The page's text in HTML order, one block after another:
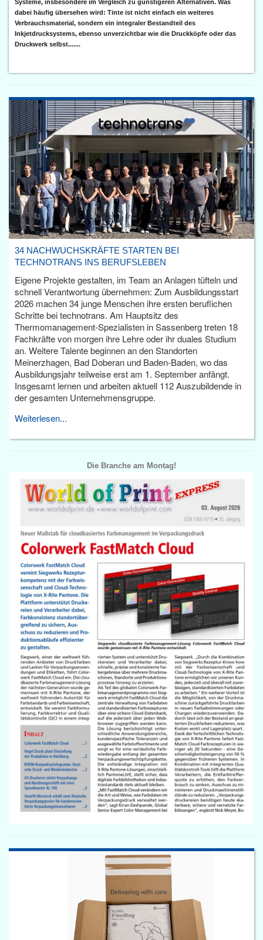
Systeme, insbesondere im Vergleich zu günstigeren Alternativen. Was
dabei häufig übersehen wird: Tinte ist nicht einfach ein weiteres
Verbrauchsmaterial, sondern ein integraler Bestandteil des
Inkjetdrucksystems, ebenso unverzichtbar wie die Druckköpfe oder das
Druckwerk selbst.......
34 NACHWUCHSKRÄFTE STARTEN BEI
TECHNOTRANS INS BERUFSLEBEN
Eigene Projekte gestalten, im Team an Anlagen tüfteln und
schnell Verantwortung übernehmen: Zum Ausbildungsstart
2026 machen 34 junge Menschen ihre ersten beruflichen
Schritte bei technotrans. Am Hauptsitz des
Thermomanagement-Spezialisten in Sassenberg treten 18
Fachkräfte von morgen ihre Lehre oder ihr duales Studium
an. Weitere Talente beginnen an den Standorten
Meinerzhagen, Bad Doberan und Baden-Baden, wo das
Ausbildungsjahr teilweise erst am 1. September anfängt.
Insgesamt lernen und arbeiten aktuell 112 Auszubildende in
der gesamten Unternehmensgruppe.
Weiterlesen...
Die Branche am Montag!